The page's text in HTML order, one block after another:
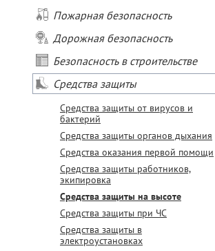
Пожарная безопасность
Дорожная безопасность
Безопасность в строительстве
Средства защиты
Средства защиты от вирусов и
бактерий
Средства защиты органов дыхания
Средства оказания первой помощи
Средства защиты работников,
экипировка
Средства защиты на высоте
Средства защиты при ЧС
Средства защиты в
электроустановках